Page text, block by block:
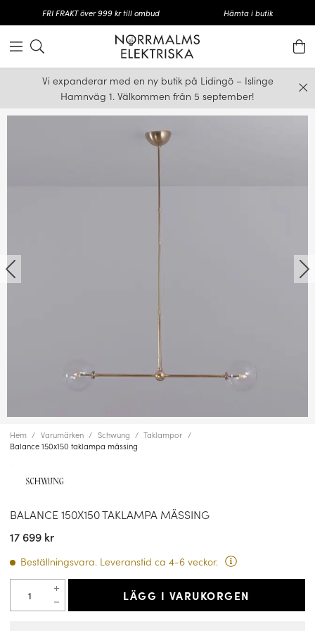
FRI FRAKT över 999 kr till ombud Hämta i butik
Vi expanderar med en ny butik på Lidingö – Islinge
Hamnväg 1. Välkommen från 5 september!
Hem Varumärken Schwung
Taklampor
Balance 150x150 taklampa mässing
BALANCE 150X150 TAKLAMPA MÄSSING
17 699 kr
Beställningsvara. Leveranstid ca 4-6 veckor.
LÄGG I VARUKORGEN